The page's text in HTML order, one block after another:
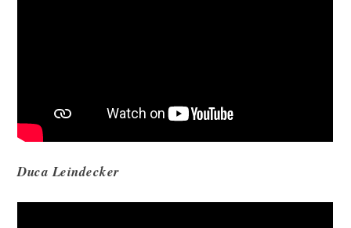
Duca Leindecker